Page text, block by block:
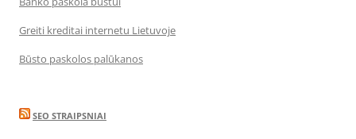
Greiti kreditai internetu Lietuvoje
Būsto paskolos palūkanos
SEO STRAIPSNIAI